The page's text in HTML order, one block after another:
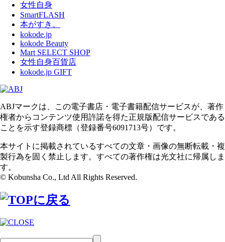
女性自身
SmartFLASH
本がすき。
kokode.jp
kokode Beauty
Mart SELECT SHOP
女性自身百貨店
kokode.jp GIFT
ABJマークは、この電子書店・電子書籍配信サービスが、著作
権者からコンテンツ使用許諾を得た正規版配信サービスである
ことを示す登録商標（登録番号6091713号）です。
本サイトに掲載されているすべての文章・画像の無断転載・複
製行為を固く禁止します。すべての著作権は光文社に帰属しま
す。
© Kobunsha Co., Ltd All Rights Reserved.